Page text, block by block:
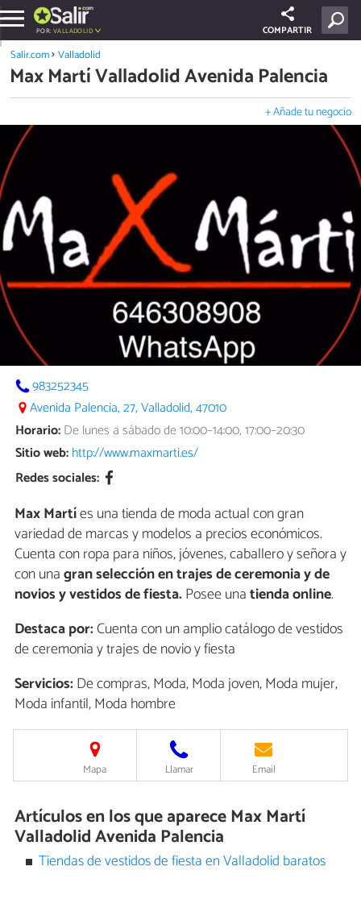
POR: VALLADOLID COMPARTIR
Salir.com Valladolid
Max Martí Valladolid Avenida Palencia
+ Añade tu negocio
983252345
Avenida Palencia, 27, Valladolid, 47010
Horario:De lunes a sábado de 10:00–14:00, 17:00–20:30
Sitio web:http://www.maxmarti.es/
Redes sociales:
Max Martíes una tienda de moda actual con gran
variedad de marcas y modelos a precios económicos.
Cuenta con ropa para niños, jóvenes, caballero y señora y
con unagran selección en trajes de ceremonia y de
novios y vestidos de fiesta.Posee unatienda online.
Destaca por:Cuenta con un amplio catálogo de vestidos
de ceremonia y trajes de novio y fiesta
Servicios:De compras, Moda, Moda joven, Moda mujer,
Moda infantil, Moda hombre
Mapa Llamar Email
Artículos en los que aparece Max Martí
Valladolid Avenida Palencia
Tiendas de vestidos de fiesta en Valladolid baratos